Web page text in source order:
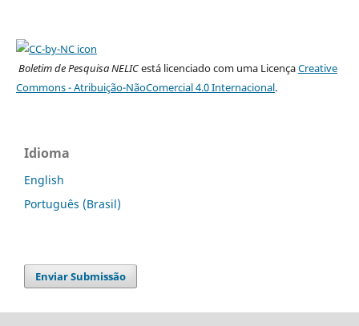
Boletim de Pesquisa NELICestá licenciado com uma LicençaCreative
Commons - Atribuição-NãoComercial 4.0 Internacional.
Idioma
English
Português (Brasil)
Enviar Submissão